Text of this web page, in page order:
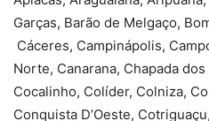
Garças, Barão de Melgaço,
Cáceres, Campinápolis,
Norte, Canarana, Chapada
Cocalinho, Colíder, Colniza,
Conquista D’Oeste,